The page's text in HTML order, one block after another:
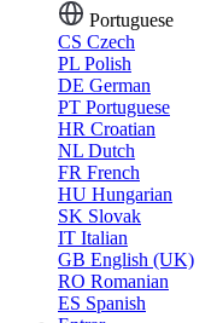
Portuguese
CS Czech
PL Polish
DE German
PT Portuguese
HR Croatian
NL Dutch
FR French
HU Hungarian
SK Slovak
IT Italian
GB English (UK)
RO Romanian
ES Spanish